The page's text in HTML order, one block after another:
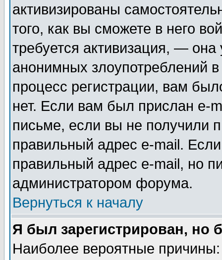
активизированы
того, как вы сможете в него
требуется активизация, —
анонимных злоупотреблений
процесс регистрации, вам
нет. Если вам был прислан e-
письме, если вы не получили
правильный адрес e-mail.
правильный адрес e-mail, но
администратором форума.
Вернуться к началу
Я был зарегистрирован, но
Наиболее вероятные